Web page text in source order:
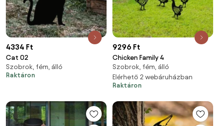
4334 Ft
Cat 02
Szobrok, fém, álló
Raktáron
9296 Ft
Chicken Family 4
Szobrok, fém, álló
Elérhető 2 webáruházban
Raktáron